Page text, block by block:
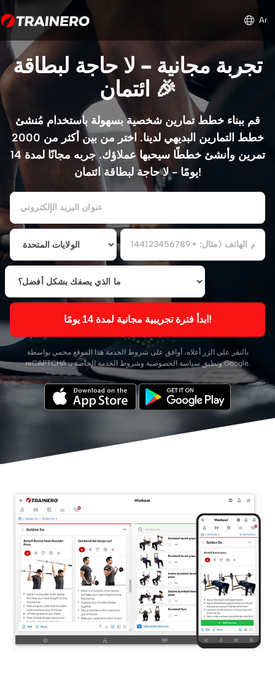
Ar
تجربة مجانية - لا حاجة لبطاقة
ائتمان 🎉
قم ببناء خطط تمارين شخصية بسهولة باستخدام مُنشئ
خطط التمارين البديهي لدينا. اختر من بين أكثر من 2000
تمرين وأنشئ خططًا سيحبها عملاؤك. جربه مجانًا لمدة 14
يومًا - لا حاجة لبطاقة ائتمان!
ابدأ فترة تجريبية مجانية لمدة 14 يومًا!
بالنقر على الزر أعلاه، أوافق على شروط الخدمة هذا الموقع محمي بواسطة
reCAPTCHA وتطبق سياسة الخصوصية وشروط الخدمة الخاصة بـ Google.